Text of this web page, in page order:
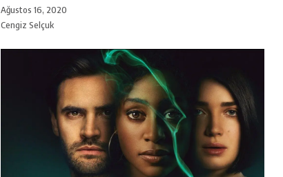
Ağustos 16, 2020
Cengiz Selçuk